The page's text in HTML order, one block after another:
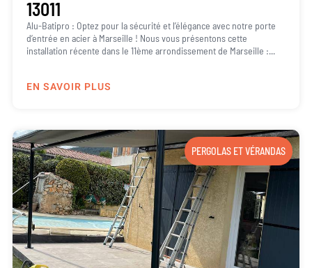
13011
Alu-Batipro : Optez pour la sécurité et l’élégance avec notre porte
d’entrée en acier à Marseille ! Nous vous présentons cette
installation récente dans le 11ème arrondissement de Marseille :...
EN SAVOIR PLUS
PERGOLAS ET VÉRANDAS